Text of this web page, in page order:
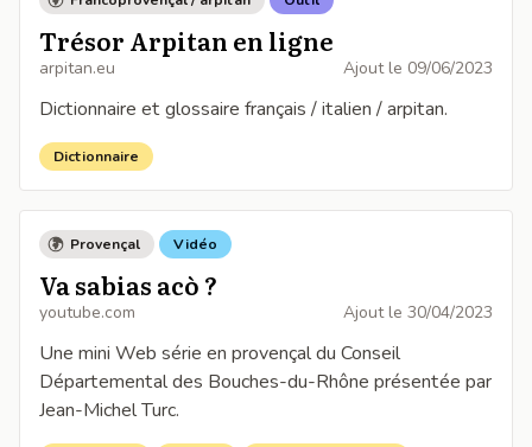
Trésor Arpitan en ligne
arpitan.eu Ajout le 09/06/2023
Dictionnaire et glossaire français / italien / arpitan.
Dictionnaire
Provençal Vidéo
Va sabias acò ?
youtube.com Ajout le 30/04/2023
Une mini Web série en provençal du Conseil
Départemental des Bouches-du-Rhône présentée par
Jean-Michel Turc.